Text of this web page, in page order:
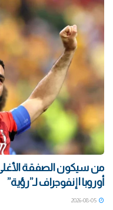
أوروبا | إنفوجراف لـ”رؤية”